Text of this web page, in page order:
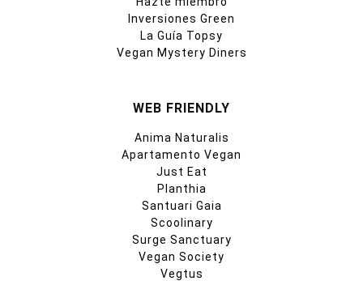
Inversiones Green
La Guía Topsy
Vegan Mystery Diners
WEB FRIENDLY
Anima Naturalis
Apartamento Vegan
Just Eat
Planthia
Santuari Gaia
Scoolinary
Surge Sanctuary
Vegan Society
Vegtus